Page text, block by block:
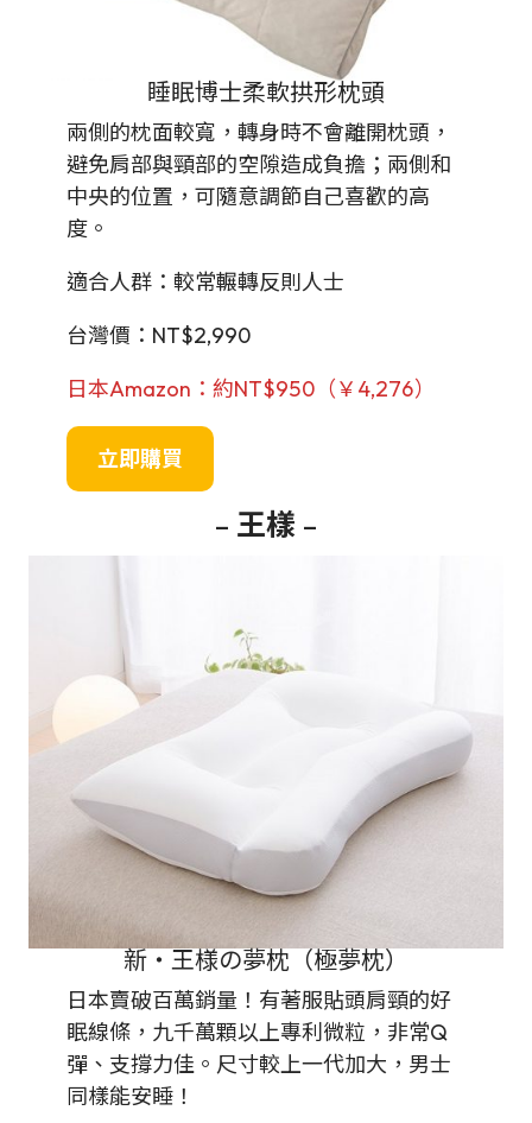
睡眠博士柔軟拱形枕頭
兩側的枕面較寬，轉身時不會離開枕頭，
避免肩部與頸部的空隙造成負擔；兩側和
中央的位置，可隨意調節自己喜歡的高
度。
適合人群：較常輾轉反則人士
台灣價：NT$2,990
日本Amazon：約NT$950（￥4,276）
立即購買
– 王樣 –
新・王様の夢枕（極夢枕）
日本賣破百萬銷量！有著服貼頭肩頸的好
眠線條，九千萬顆以上專利微粒，非常Q
彈、支撐力佳。尺寸較上一代加大，男士
同樣能安睡！